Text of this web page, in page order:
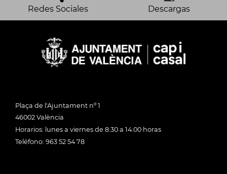
Redes Sociales Descargas
Plaça de l'Ajuntament nº 1
46002 València
Horarios: lunes a viernes de 8:30 a 14:00 horas
Teléfono: 963 52 54 78